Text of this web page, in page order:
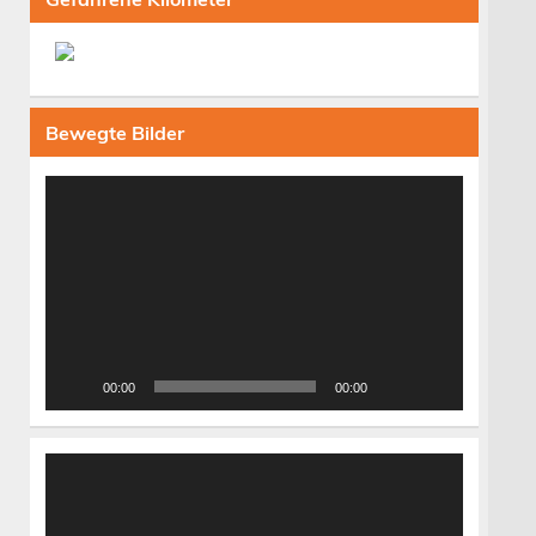
Bewegte Bilder
00:00 00:00
Video-